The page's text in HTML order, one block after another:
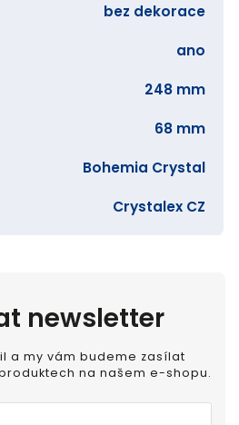
bez dekorace
ano
248 mm
68 mm
Bohemia Crystal
Crystalex CZ
newsletter
a my vám budeme zasílat
na našem e-shopu.